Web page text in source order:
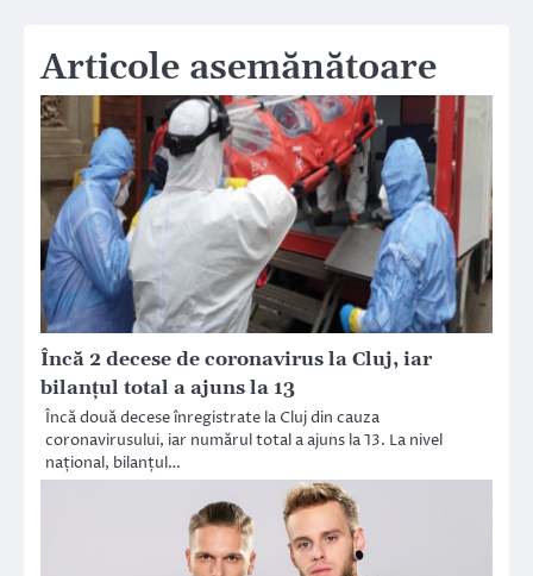
Articole asemănătoare
Încă 2 decese de coronavirus la Cluj, iar
bilanțul total a ajuns la 13
Încă două decese înregistrate la Cluj din cauza
coronavirusului, iar numărul total a ajuns la 13. La nivel
național, bilanțul…